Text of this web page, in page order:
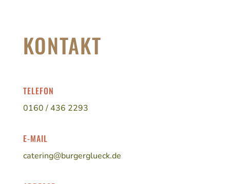
KONTAKT
TELEFON
0160 / 436 2293
E-MAIL
catering@burgerglueck.de